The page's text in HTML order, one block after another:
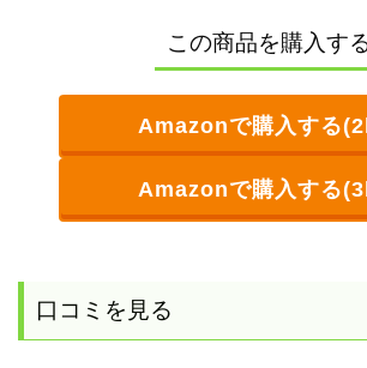
この商品を購入す
Amazonで購入する
Amazonで購入する
口コミを見る